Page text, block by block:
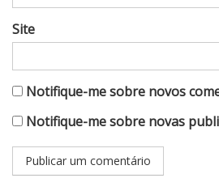
Site
Notifique-me sobre novos
Notifique-me sobre novas